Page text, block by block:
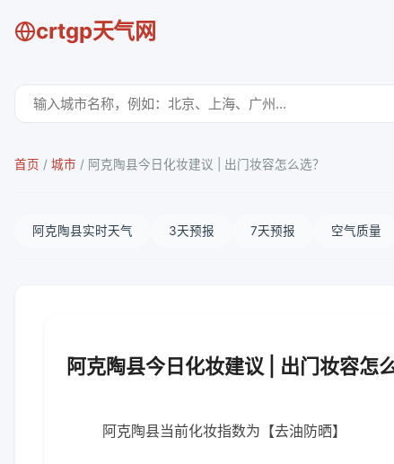
crtgp天气网
首页 / 城市 / 阿克陶县今日化妆建议 | 出门妆容怎么选？
阿克陶县实时天气 3天预报 7天预报 空气质量
阿克陶县今日化妆建议 | 出门妆容怎
阿克陶县当前化妆指数为【去油防晒】